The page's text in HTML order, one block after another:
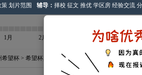
策 划片范围 辅导： 择校 征文 推优 学区房 经验交流
1月 2月 4月
希望杯 > 希望杯真题 > 正文